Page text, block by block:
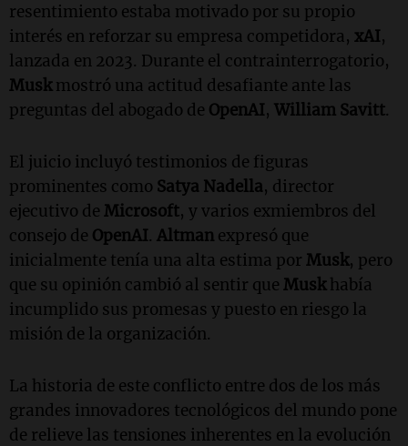
resentimiento estaba motivado por su propio
interés en reforzar su empresa competidora, xAI,
lanzada en 2023. Durante el contrainterrogatorio,
Muskmostró una actitud desafiante ante las
preguntas del abogado de OpenAI, William Savitt.
El juicio incluyó testimonios de figuras
prominentes como Satya Nadella, director
ejecutivo de Microsoft, y varios exmiembros del
consejo de OpenAI. Altman expresó que
inicialmente tenía una alta estima por Musk, pero
que su opinión cambió al sentir que Muskhabía
incumplido sus promesas y puesto en riesgo la
misión de la organización.
La historia de este conflicto entre dos de los más
grandes innovadores tecnológicos del mundo pone
de relieve las tensiones inherentes en la evolución